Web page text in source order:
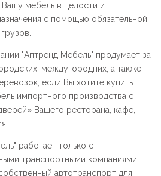
Вашу мебель в целости и
с помощью обязательной
"Аптренд Мебель" продумает за
междугородних, а также
если Вы хотите купить
импортного производства с
Вашего ресторана, кафе,
" работает только с
транспортными компаниями
автотранспорт для